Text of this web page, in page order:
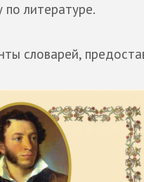
литературе.
словарей,